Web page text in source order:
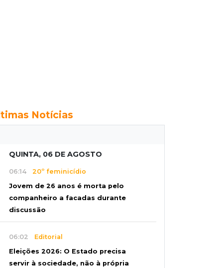
Notícias
QUINTA, 06 DE AGOSTO
06:14 20º feminicídio
Jovem de 26 anos é morta pelo
companheiro a facadas durante
discussão
06:02 Editorial
Eleições 2026: O Estado precisa
servir à sociedade, não à própria